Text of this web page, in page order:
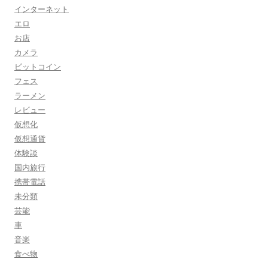
インターネット
エロ
お店
カメラ
ビットコイン
フェス
ラーメン
レビュー
仮想化
仮想通貨
体験談
国内旅行
携帯電話
未分類
芸能
車
音楽
食べ物